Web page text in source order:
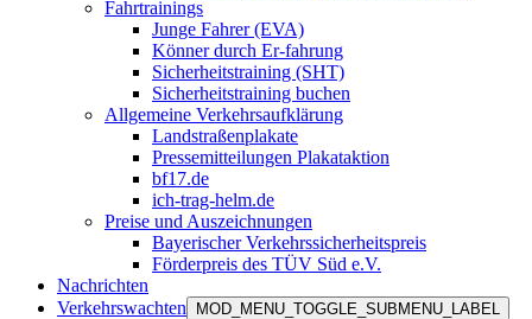
Fahrtrainings
Junge Fahrer (EVA)
Könner durch Er-fahrung
Sicherheitstraining (SHT)
Sicherheitstraining buchen
Allgemeine Verkehrsaufklärung
Landstraßenplakate
Pressemitteilungen Plakataktion
bf17.de
ich-trag-helm.de
Preise und Auszeichnungen
Bayerischer Verkehrssicherheitspreis
Förderpreis des TÜV Süd e.V.
Nachrichten
Verkehrswachten
MOD_MENU_TOGGLE_SUBMENU_LABEL